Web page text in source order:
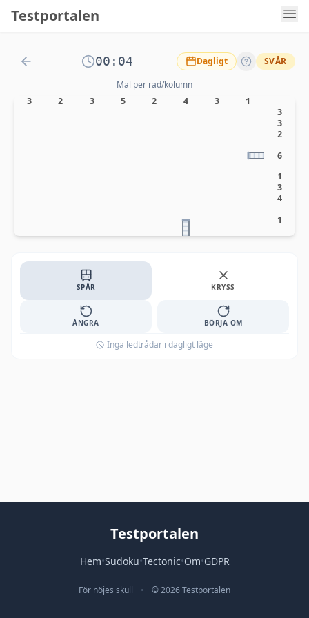
Testportalen
00:04 Dagligt
SVÅR
Mal per rad/kolumn
3
2 3 5 2 4 3
1
3
3
2
6
1
3
4
1
SPÅR KRYSS
ÅNGRA BÖRJA OM
Inga ledtrådar i dagligt läge
Testportalen
Hem•Sudoku•Tectonic•Om•GDPR
För nöjes skull • © 2026 Testportalen